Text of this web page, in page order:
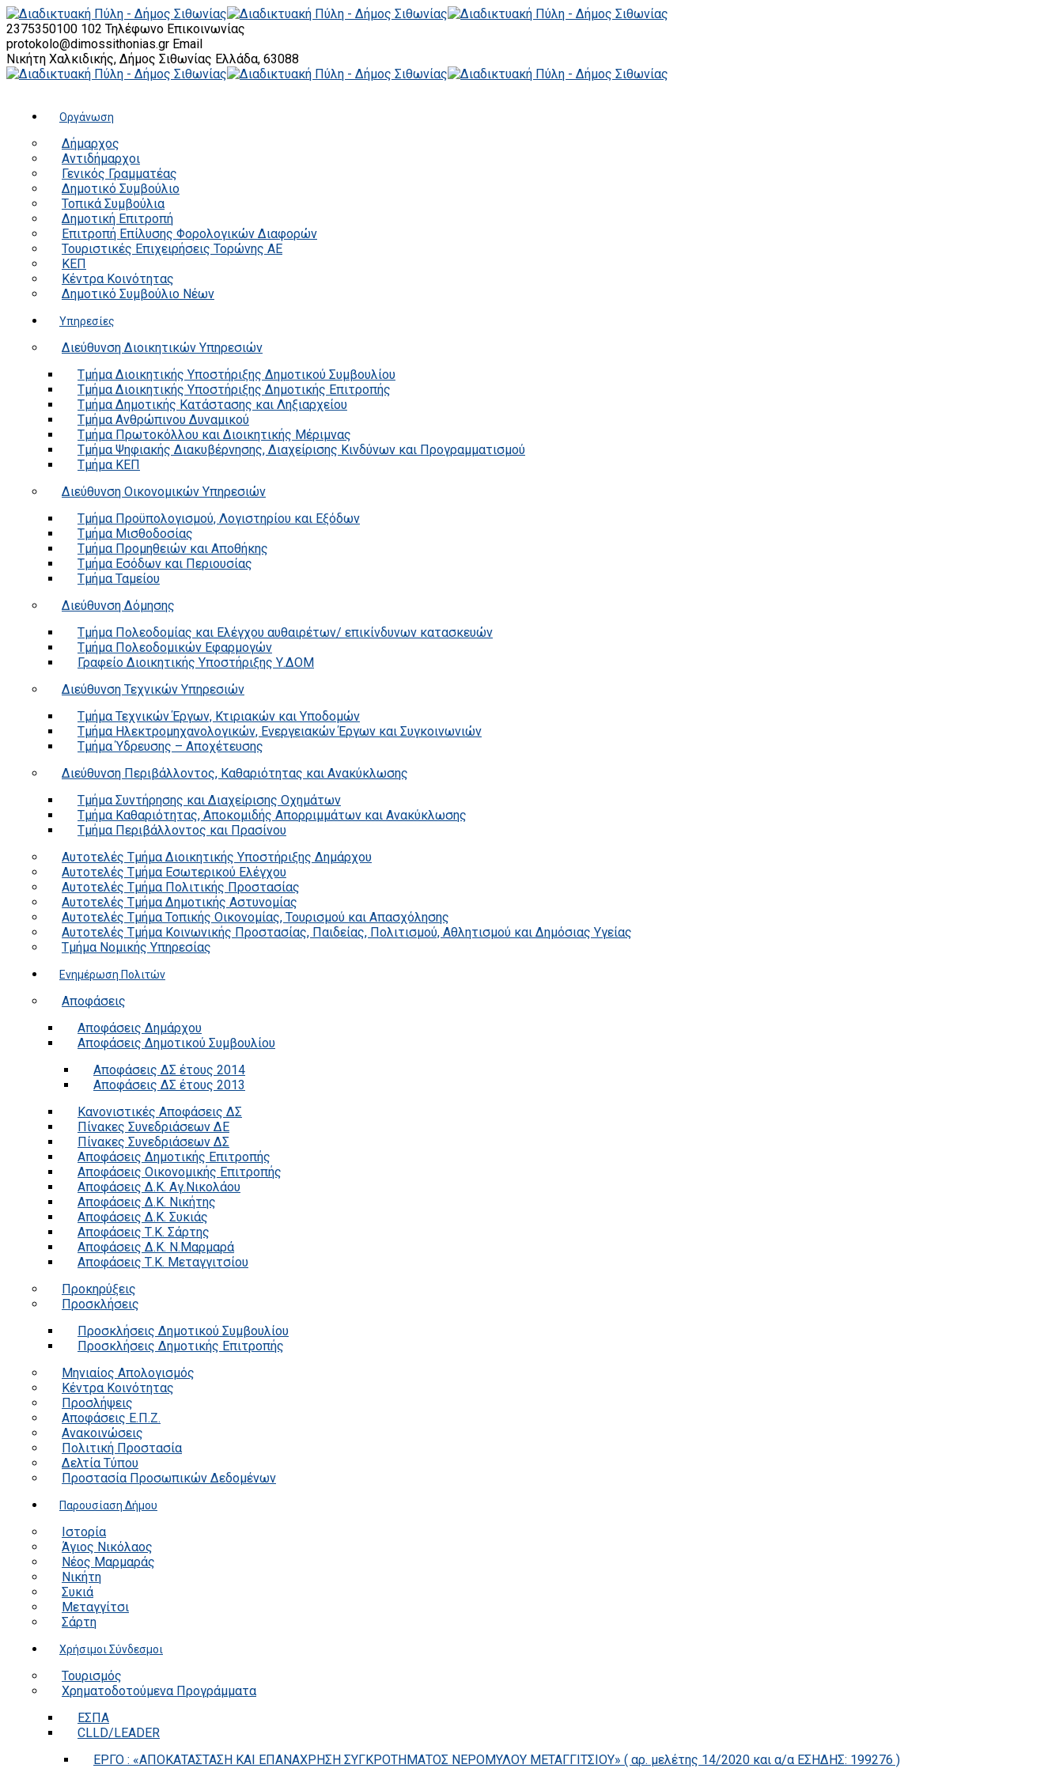
2375350100 102 Τηλέφωνο Επικοινωνίας
protokolo@dimossithonias.gr Email
Νικήτη Χαλκιδικής, Δήμος Σιθωνίας Ελλάδα, 63088
Οργάνωση
Δήμαρχος
Αντιδήμαρχοι
Γενικός Γραμματέας
Δημοτικό Συμβούλιο
Τοπικά Συμβούλια
Δημοτική Επιτροπή
Επιτροπή Επίλυσης Φορολογικών Διαφορών
Τουριστικές Επιχειρήσεις Τορώνης ΑΕ
ΚΕΠ
Κέντρα Κοινότητας
Δημοτικό Συμβούλιο Νέων
Υπηρεσίες
Διεύθυνση Διοικητικών Υπηρεσιών
Τμήμα Διοικητικής Υποστήριξης Δημοτικού Συμβουλίου
Τμήμα Διοικητικής Υποστήριξης Δημοτικής Επιτροπής
Τμήμα Δημοτικής Κατάστασης και Ληξιαρχείου
Τμήμα Ανθρώπινου Δυναμικού
Τμήμα Πρωτοκόλλου και Διοικητικής Μέριμνας
Τμήμα Ψηφιακής Διακυβέρνησης, Διαχείρισης Κινδύνων και Προγραμματισμού
Τμήμα ΚΕΠ
Διεύθυνση Οικονομικών Υπηρεσιών
Τμήμα Προϋπολογισμού, Λογιστηρίου και Εξόδων
Τμήμα Μισθοδοσίας
Τμήμα Προμηθειών και Αποθήκης
Τμήμα Εσόδων και Περιουσίας
Τμήμα Ταμείου
Διεύθυνση Δόμησης
Τμήμα Πολεοδομίας και Ελέγχου αυθαιρέτων/ επικίνδυνων κατασκευών
Τμήμα Πολεοδομικών Εφαρμογών
Γραφείο Διοικητικής Υποστήριξης Υ.ΔΟΜ
Διεύθυνση Τεχνικών Υπηρεσιών
Τμήμα Τεχνικών Έργων, Κτιριακών και Υποδομών
Τμήμα Ηλεκτρομηχανολογικών, Ενεργειακών Έργων και Συγκοινωνιών
Τμήμα Ύδρευσης – Αποχέτευσης
Διεύθυνση Περιβάλλοντος, Καθαριότητας και Ανακύκλωσης
Τμήμα Συντήρησης και Διαχείρισης Οχημάτων
Τμήμα Καθαριότητας, Αποκομιδής Απορριμμάτων και Ανακύκλωσης
Τμήμα Περιβάλλοντος και Πρασίνου
Αυτοτελές Τμήμα Διοικητικής Υποστήριξης Δημάρχου
Αυτοτελές Τμήμα Εσωτερικού Ελέγχου
Αυτοτελές Τμήμα Πολιτικής Προστασίας
Αυτοτελές Τμήμα Δημοτικής Αστυνομίας
Αυτοτελές Τμήμα Τοπικής Οικονομίας, Τουρισμού και Απασχόλησης
Αυτοτελές Τμήμα Κοινωνικής Προστασίας, Παιδείας, Πολιτισμού, Αθλητισμού και Δημόσιας Υγείας
Τμήμα Νομικής Υπηρεσίας
Ενημέρωση Πολιτών
Αποφάσεις
Αποφάσεις Δημάρχου
Αποφάσεις Δημοτικού Συμβουλίου
Αποφάσεις ΔΣ έτους 2014
Αποφάσεις ΔΣ έτους 2013
Κανονιστικές Αποφάσεις ΔΣ
Πίνακες Συνεδριάσεων ΔΕ
Πίνακες Συνεδριάσεων ΔΣ
Αποφάσεις Δημοτικής Επιτροπής
Αποφάσεις Οικονομικής Επιτροπής
Αποφάσεις Δ.Κ. Αγ.Νικολάου
Αποφάσεις Δ.Κ. Νικήτης
Αποφάσεις Δ.Κ. Συκιάς
Αποφάσεις Τ.Κ. Σάρτης
Αποφάσεις Δ.Κ. Ν.Μαρμαρά
Αποφάσεις Τ.Κ. Μεταγγιτσίου
Προκηρύξεις
Προσκλήσεις
Προσκλήσεις Δημοτικού Συμβουλίου
Προσκλήσεις Δημοτικής Επιτροπής
Μηνιαίος Απολογισμός
Κέντρα Κοινότητας
Προσλήψεις
Αποφάσεις Ε.Π.Ζ.
Ανακοινώσεις
Πολιτική Προστασία
Δελτία Τύπου
Προστασία Προσωπικών Δεδομένων
Παρουσίαση Δήμου
Ιστορία
Άγιος Νικόλαος
Νέος Μαρμαράς
Νικήτη
Συκιά
Μεταγγίτσι
Σάρτη
Χρήσιμοι Σύνδεσμοι
Τουρισμός
Χρηματοδοτούμενα Προγράμματα
ΕΣΠΑ
CLLD/LEADER
ΕΡΓΟ : «ΑΠΟΚΑΤΑΣΤΑΣΗ ΚΑΙ ΕΠΑΝΑΧΡΗΣΗ ΣΥΓΚΡΟΤΗΜΑΤΟΣ ΝΕΡΟΜΥΛΟΥ ΜΕΤΑΓΓΙΤΣΙΟΥ» ( αρ. μελέτης 14/2020 και α/α ΕΣΗΔΗΣ: 199276 )